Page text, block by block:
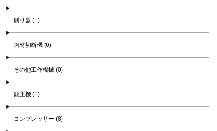
削り盤 (1)
鋼材切断機 (6)
その他工作機械 (0)
鍛圧機 (1)
コンプレッサー (8)